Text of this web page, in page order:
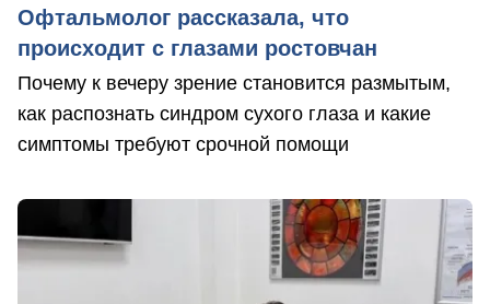
Офтальмолог рассказала, что
происходит с глазами ростовчан
Почему к вечеру зрение становится размытым,
как распознать синдром сухого глаза и какие
симптомы требуют срочной помощи